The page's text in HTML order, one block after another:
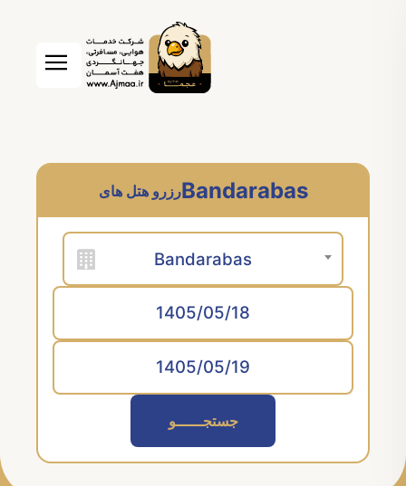
Bandarabasرزرو هتل های
Bandarabas
جستجــــــو